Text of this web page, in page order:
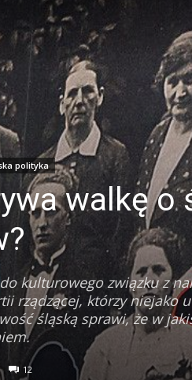
polityka
walkę
kulturowego związku z
rządzącej, którzy
śląską sprawi, że w
12